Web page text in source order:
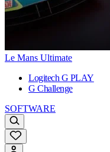
Le Mans Ultimate
Logitech G PLAY
G Challenge
SOFTWARE